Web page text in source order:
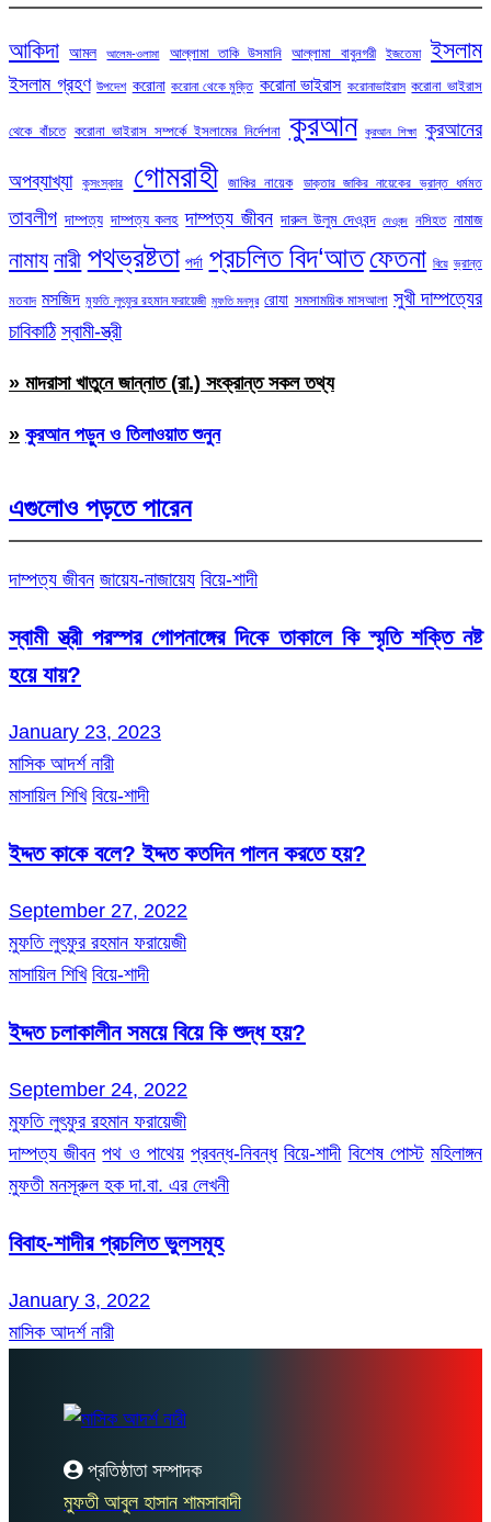
আকিদা আমল আলেম-ওলামা আল্লামা তাকি উসমানি আল্লামা বাবুনগরী ইজতেমা ইসলাম
ইসলাম গ্রহণ উপদেশ করোনা করোনা থেকে মুক্তি করোনা ভাইরাস করোনাভাইরাস করোনা ভাইরাস
থেকে বাঁচতে করোনা ভাইরাস সম্পর্কে ইসলামের নির্দেশনা কুরআন কুরআন শিক্ষা কুরআনের
অপব্যাখ্যা কুসংস্কার গোমরাহী জাকির নায়েক ডাক্তার জাকির নায়েকের ভ্রান্ত ধর্মমত
তাবলীগ দাম্পত্য দাম্পত্য কলহ দাম্পত্য জীবন দারুল উলুম দেওবন্দ দেওবন্দ নসিহত নামাজ
নামায নারী পথভ্রষ্টতা পর্দা প্রচলিত বিদ‘আত ফেতনা বিয়ে ভ্রান্ত
মতবাদ মসজিদ মুফতি লুৎফুর রহমান ফরায়েজী মুফতি মনসুর রোযা সমসাময়িক মাসআলা সুখী দাম্পত্যের
চাবিকাঠি স্বামী-স্ত্রী
» মাদরাসা খাতুনে জান্নাত (রা.) সংক্রান্ত সকল তথ্য
» কুরআন পড়ুন ও তিলাওয়াত শুনুন
এগুলোও পড়তে পারেন
দাম্পত্য জীবন জায়েয-নাজায়েয বিয়ে-শাদী
স্বামী স্ত্রী পরস্পর গোপনাঙ্গের দিকে তাকালে কি স্মৃতি শক্তি নষ্ট
হয়ে যায়?
January 23, 2023
মাসিক আদর্শ নারী
মাসায়িল শিখি বিয়ে-শাদী
ইদ্দত কাকে বলে? ইদ্দত কতদিন পালন করতে হয়?
September 27, 2022
মুফতি লুৎফুর রহমান ফরায়েজী
মাসায়িল শিখি বিয়ে-শাদী
ইদ্দত চলাকালীন সময়ে বিয়ে কি শুদ্ধ হয়?
September 24, 2022
মুফতি লুৎফুর রহমান ফরায়েজী
দাম্পত্য জীবন পথ ও পাথেয় প্রবন্ধ-নিবন্ধ বিয়ে-শাদী বিশেষ পোস্ট মহিলাঙ্গন
মুফতী মনসূরুল হক দা.বা. এর লেখনী
বিবাহ-শাদীর প্রচলিত ভুলসমূহ
January 3, 2022
মাসিক আদর্শ নারী
প্রতিষ্ঠাতা সম্পাদক
মুফতী আবুল হাসান শামসাবাদী